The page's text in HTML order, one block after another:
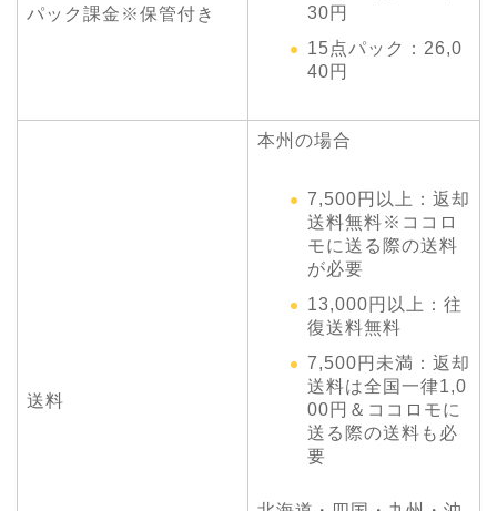
パック課金※保管付き
30円
15点パック：26,0
40円
送料
本州の場合
7,500円以上：返却
送料無料※ココロ
モに送る際の送料
が必要
13,000円以上：往
復送料無料
7,500円未満：返却
送料は全国一律1,0
00円＆ココロモに
送る際の送料も必
要